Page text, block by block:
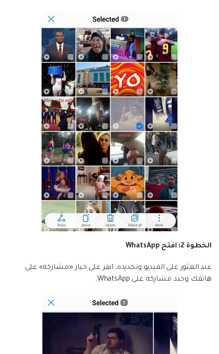
الخطوة 2: افتح WhatsApp
عند العثور على الفيديو وتحديده، انقر على خيار «مشاركة» على
هاتفك وحدد مشاركة على WhatsApp.